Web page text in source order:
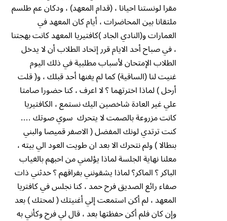
مقرا لونستنا احيانا ، (قدام المعهد) ، ودكان عم طلسم
ملتقانا بين المحاضرات ، أيام كان المعهد في
العمارات و(النادي الجاد )كافتيريا المعهد كانت بهجتنا
، في صباح أحد الايام قرر إتحاد الطلاب أن لا يدخل
الطلاب الإمتحان لأسباب مطلبية في ذلك اليوم
غنيت لنا (الساقية) كما لم يغنها أحد قبلك ، و( قلت
أرحل ) لماذا اخترتهما ؟ لا اعرف ، كنا حضورا صامتا
علي غير العادة شاخصين اليك نستمع ، الكافتيريا
كانت مزروعة بالصمت لا يتحرك سوي صوتك ….
كنت ترتدي لونك المفضل ( الاصفر قميصا والبني
بنطالا ) ولم نتحرك الا بعد ان طويت العود الي بيته ،
معلنا نهاية الجلسة لماذا يؤلمني من احبهم بالغياب
الباكر ؟ الماكر؟ لماذا يشقونني بفراقهم ؟ خدثني ذات
صفاء رائع الصديق فرح حمد ، كنا نجلس في كافتريا
المعهد ، لم أكن استمعت إلي أغنيتك ( لمحتك ) بعد
وإن كان فلم أكن حفظتها بعد ، قال لي فرح وكأني به